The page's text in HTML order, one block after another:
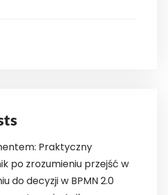
Praktyczny
po zrozumieniu przejść w
do decyzji w BPMN 2.0